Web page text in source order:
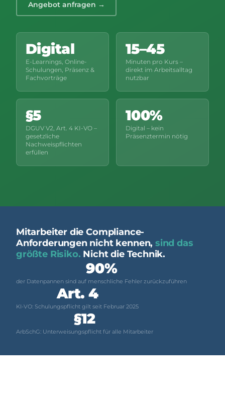
Angebot anfragen →
Digital
E-Learnings, Online-
Schulungen, Präsenz &
Fachvorträge
15–45
Minuten pro Kurs –
direkt im Arbeitsalltag
nutzbar
§5
DGUV V2, Art. 4 KI-VO –
gesetzliche
Nachweispflichten
erfüllen
100%
Digital – kein
Präsenztermin nötig
Mitarbeiter die Compliance-
Anforderungen nicht kennen, sind das
größte Risiko. Nicht die Technik.
90%
der Datenpannen sind auf menschliche Fehler zurückzuführen
Art. 4
KI-VO: Schulungspflicht gilt seit Februar 2025
§12
ArbSchG: Unterweisungspflicht für alle Mitarbeiter